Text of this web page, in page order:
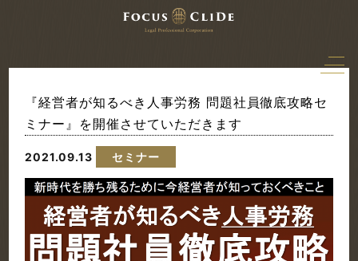
『経営者が知るべき人事労務 問題社員徹底攻略セ
ミナー』を開催させていただきます
2021.09.13 セミナー